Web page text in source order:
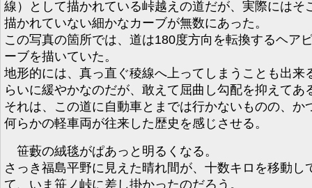
線）として描かれている峠越えの道だが、実際にはそ
描かれていない細かなカーブが無数にあった。
この写真の箇所では、道は180度方向を転換するヘア
ーブを描いていた。
地形的には、真っ直ぐ稜線へ上ってしまうことも出来
らいに緩やかなのだが、敢えて屈曲し勾配を抑えてあ
それは、この道に自動車とまでは行かないものの、か
何らかの軽車両が往来した歴史を感じさせる。
笹藪の絨毯がぱあっと明るくなる。
さっき福島平野に見えた晴れ間が、十数キロを移動し
て、いま笹ノ峠に差し掛かったのだろう。